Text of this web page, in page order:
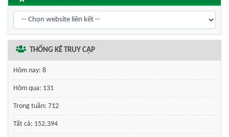
THỐNG KÊ TRUY CẬP
Hôm nay: 8
Hôm qua: 131
Trong tuần: 712
Tất cả: 152,394